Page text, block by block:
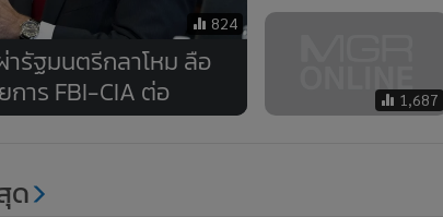
824
ารัฐมนตรีกลาโหม ลือ
การ FBI-CIA ต่อ
1,687
ด